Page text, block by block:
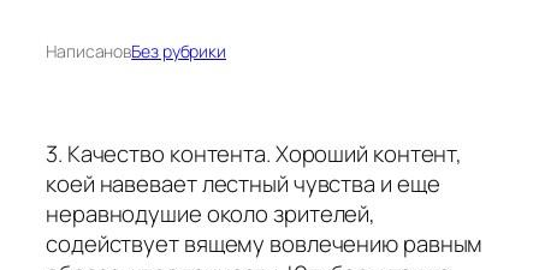
НаписановБез рубрики
3. Качество контента. Хороший контент,
коей навевает лестный чувства и еще
неравнодушие около зрителей,
содействует вящему вовлечению равным